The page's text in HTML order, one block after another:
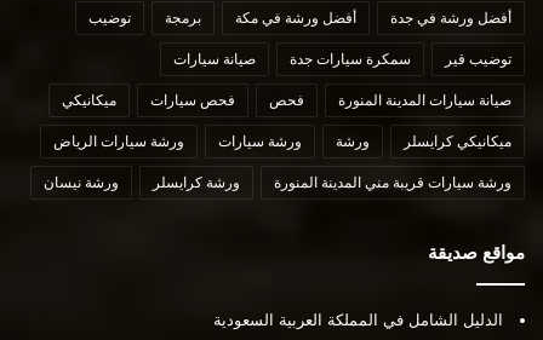
أفضل ورشة في جدة أفضل ورشة في مكة برمجة توضيب
توضيب قير سمكرة سيارات جدة صيانة سيارات
صيانة سيارات المدينة المنورة فحص فحص سيارات ميكانيكي
ميكانيكي كرايسلر ورشة ورشة سيارات ورشة سيارات الرياض
ورشة سيارات قريبة مني المدينة المنورة ورشة كرايسلر ورشة نيسان
مواقع صديقة
الدليل الشامل في المملكة العربية السعودية